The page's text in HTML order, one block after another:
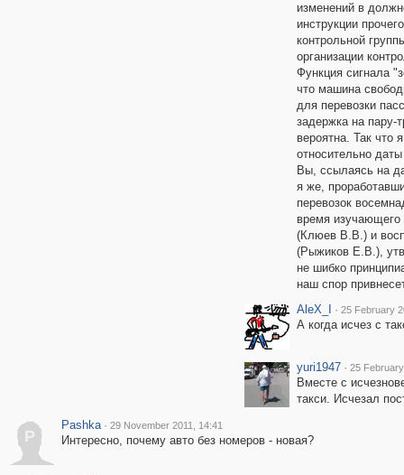
изменений в
инструкции
контрольной
организации
Функция сигнала
что машина
для перевозки
задержка на пару-
вероятна. Так что
относительно
Вы, ссылаясь на
я же,
перевозок
время изучающего
(Клюев В.В.) и
(Рыжиков Е.В.),
не шибко
наш спор
AleX_I
· 25 February
А когда исчез с
yuri1947 · 25
Вместе с
такси. Исчезал
P
Pashka · 29 November 2011, 14:41
Интересно, почему авто без номеров - новая?